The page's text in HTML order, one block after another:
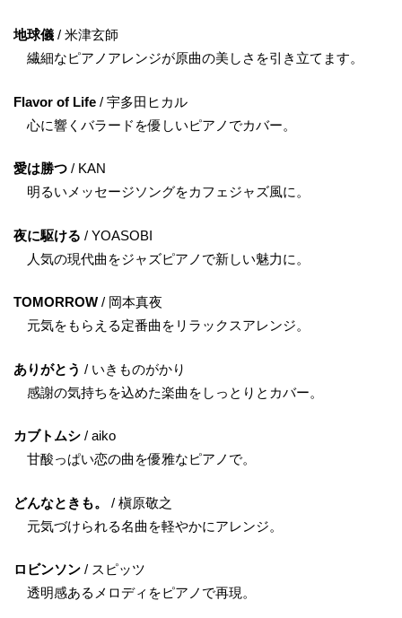
地球儀 / 米津玄師
繊細なピアノアレンジが原曲の美しさを引き立てます。
Flavor of Life / 宇多田ヒカル
心に響くバラードを優しいピアノでカバー。
愛は勝つ / KAN
明るいメッセージソングをカフェジャズ風に。
夜に駆ける / YOASOBI
人気の現代曲をジャズピアノで新しい魅力に。
TOMORROW / 岡本真夜
元気をもらえる定番曲をリラックスアレンジ。
ありがとう / いきものがかり
感謝の気持ちを込めた楽曲をしっとりとカバー。
カブトムシ / aiko
甘酸っぱい恋の曲を優雅なピアノで。
どんなときも。
/ 槇原敬之
元気づけられる名曲を軽やかにアレンジ。
ロビンソン / スピッツ
透明感あるメロディをピアノで再現。